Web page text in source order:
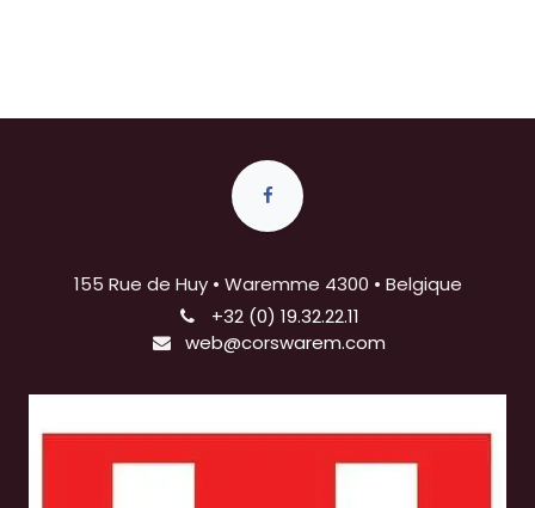
155 Rue de Huy • Waremme 4300 • Belgique
+32 (0) 19.32.22.11
web@corswarem.com